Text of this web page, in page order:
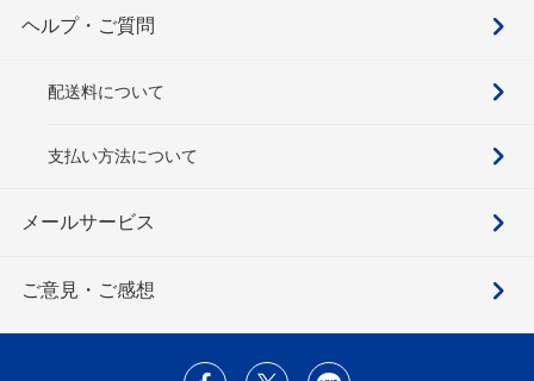
ヘルプ・ご質問
配送料について
支払い方法について
メールサービス
ご意見・ご感想